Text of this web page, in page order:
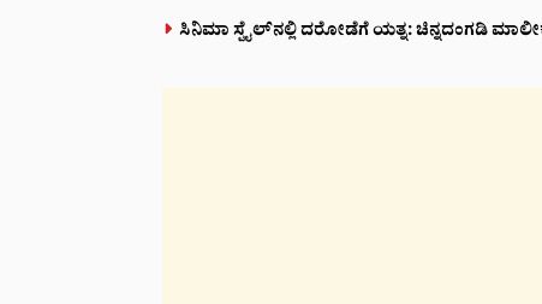
ಸಿನಿಮಾ ಸ್ಟೈಲ್‌ನಲ್ಲಿ ದರೋಡೆಗೆ ಯತ್ನ: ಚಿನ್ನದಂಗಡಿ